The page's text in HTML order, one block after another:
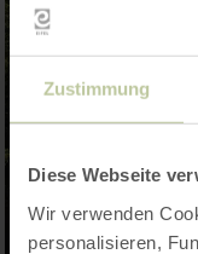
Zustimmung
Diese Webseite
Wir verwenden
personalisieren,